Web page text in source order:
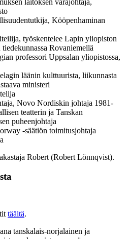
Kööpenhaminan
työskentelee Lapin yliopiston
Rovaniemellä
professori Uppsalan yliopistossa,
läänin kulttuurista, liikunnasta
ministeri
Novo Nordiskin johtaja 1981-
teatterin ja Tanskan
puheenjohtaja
-säätiön toimitusjohtaja
Robert (Robert Lönnqvist).
täältä.
tanskalais-norjalainen ja